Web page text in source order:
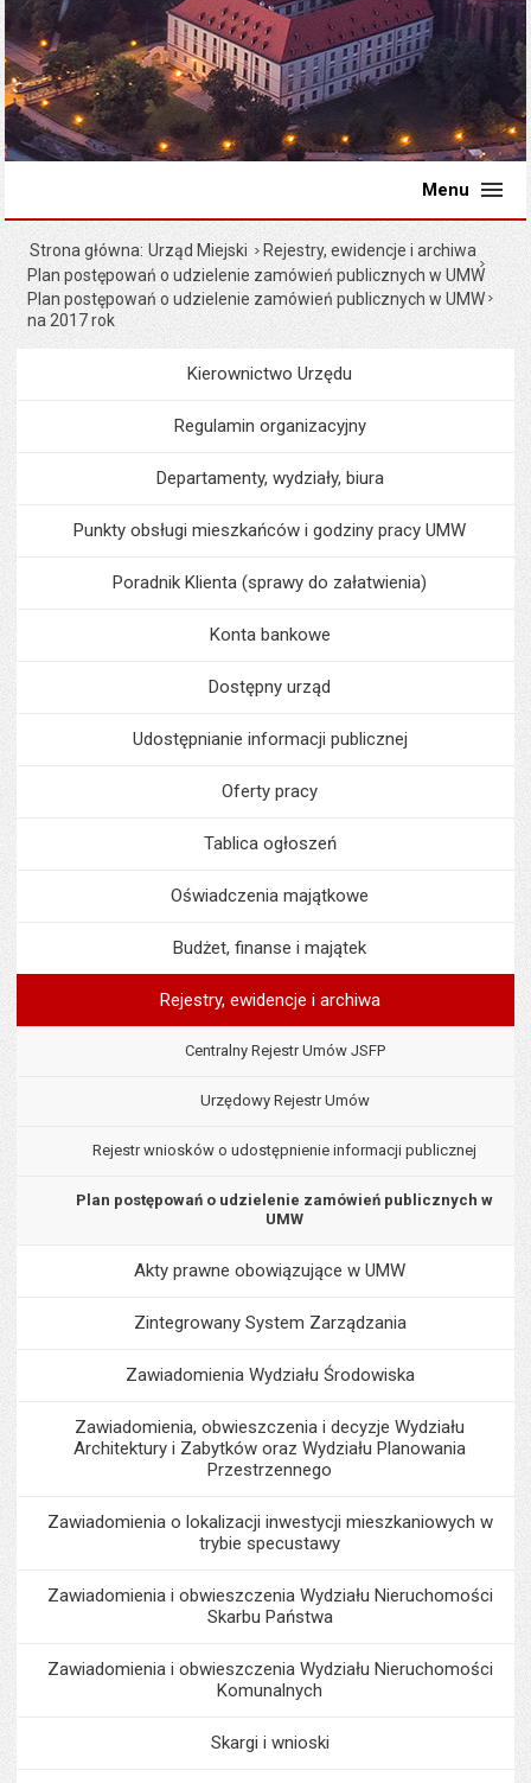
Menu
Strona główna Urząd Miejski
Rejestry, ewidencje i archiwa
Plan postępowań o udzielenie zamówień publicznych w UMW
Plan postępowań o udzielenie zamówień publicznych w UMW
na 2017 rok
MenuUrząd Miejski
Kierownictwo Urzędu
Regulamin organizacyjny
Departamenty, wydziały, biura
Punkty obsługi mieszkańców i godziny pracy UMW
Poradnik Klienta (sprawy do załatwienia)
Konta bankowe
Dostępny urząd
Udostępnianie informacji publicznej
Oferty pracy
Tablica ogłoszeń
Oświadczenia majątkowe
Budżet, finanse i majątek
Rejestry, ewidencje i archiwa
Centralny Rejestr Umów JSFP
Urzędowy Rejestr Umów
Rejestr wniosków o udostępnienie informacji publicznej
Plan postępowań o udzielenie zamówień publicznych w
UMW
Akty prawne obowiązujące w UMW
Zintegrowany System Zarządzania
Zawiadomienia Wydziału Środowiska
Zawiadomienia, obwieszczenia i decyzje Wydziału
Architektury i Zabytków oraz Wydziału Planowania
Przestrzennego
Zawiadomienia o lokalizacji inwestycji mieszkaniowych w
trybie specustawy
Zawiadomienia i obwieszczenia Wydziału Nieruchomości
Skarbu Państwa
Zawiadomienia i obwieszczenia Wydziału Nieruchomości
Komunalnych
Skargi i wnioski